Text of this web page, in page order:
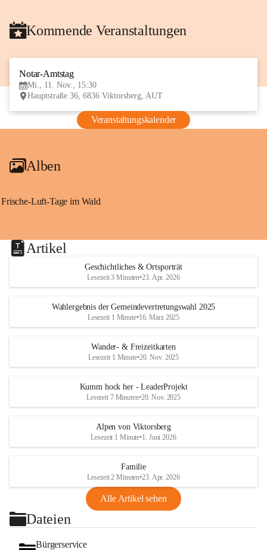
Kommende Veranstaltungen
Notar-Amtstag
Mi., 11. Nov., 15:30
Hauptstraße 36, 6836 Viktorsberg, AUT
Veranstaltungskalender
Alben
Frische-Luft-Tage im Wald
Artikel
Geschichtliches & Ortsporträt
Lesezeit 3 Minuten•23. Apr. 2026
Wahlergebnis der Gemeindevertretungswahl 2025
Lesezeit 1 Minute•16. März 2025
Wander- & Freizeitkarten
Lesezeit 1 Minute•20. Nov. 2025
Kumm hock her - LeaderProjekt
Lesezeit 7 Minuten•20. Nov. 2025
Alpen von Viktorsberg
Lesezeit 1 Minute•1. Juni 2026
Familie
Lesezeit 2 Minuten•23. Apr. 2026
Alle Artikel sehen
Dateien
Bürgerservice